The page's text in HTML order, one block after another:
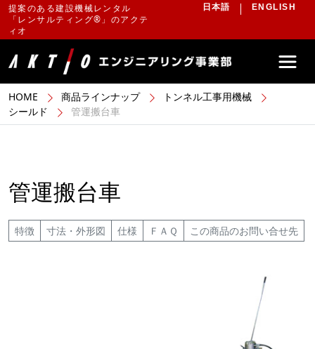
提案のある建設機械レンタル
「レンサルティング®」のアクテ
ィオ
日本語 ENGLISH
HOME 商品ラインナップ
トンネル工事用機械
シールド
管運搬台車
管運搬台車
特徴 寸法・外形図 仕様 ＦＡＱ この商品のお問い合せ先